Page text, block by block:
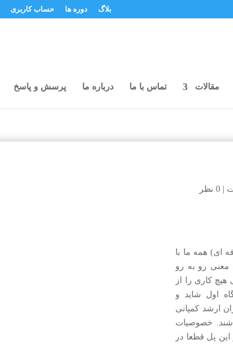
بلاگ دوره ها حساب کاربری
مقالات تماس با ما درباره ما پرسش و پاسخ
|0 نظر
ای) همه ما با
معنی رو به رو
کاری را از
اول شاید و
ارشد کمپانی
خصوصیات
پل قطعا در